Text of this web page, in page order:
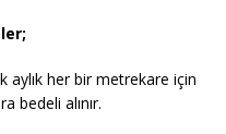
aylık her bir metrekare için
bedeli alınır.